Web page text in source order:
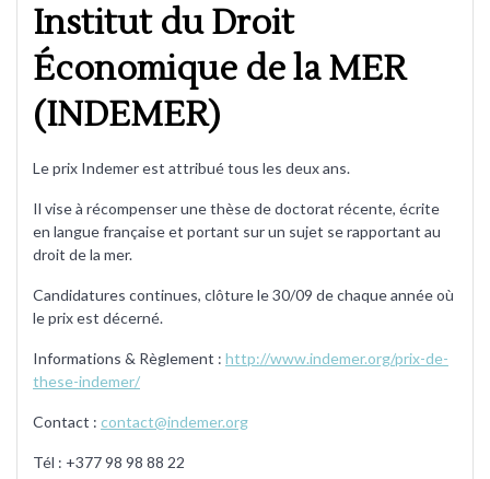
Institut du Droit
Économique de la MER
(INDEMER)
Le prix Indemer est attribué tous les deux ans.
Il vise à récompenser une thèse de doctorat récente, écrite
en langue française et portant sur un sujet se rapportant au
droit de la mer.
Candidatures continues, clôture le 30/09 de chaque année où
le prix est décerné.
Informations & Règlement : http://www.indemer.org/prix-de-
these-indemer/
Contact : contact@indemer.org
Tél : +377 98 98 88 22